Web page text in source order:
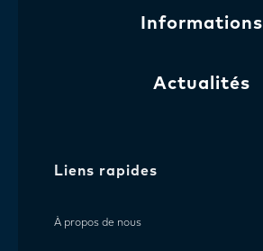
Informations
Actualités
Liens rapides
À propos de nous